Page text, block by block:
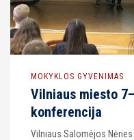
MOKYKLOS GYVENIMAS
Vilniaus miesto
konferencija
Vilniaus Salomėjos